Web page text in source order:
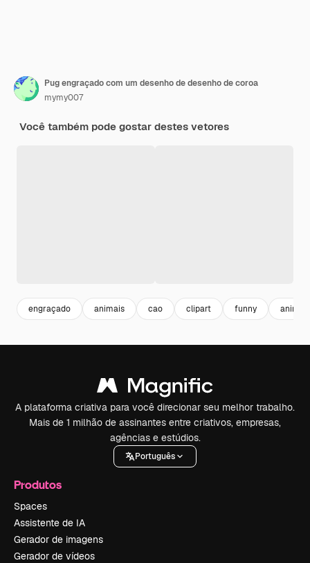
Pug engraçado com um desenho de desenho de coroa
mymy007
Você também pode gostar destes vetores
engraçado animais cao clipart funny animal
A plataforma criativa para você direcionar seu melhor trabalho.
Mais de 1 milhão de assinantes entre criativos, empresas,
agências e estúdios.
Português
Produtos
Spaces
Assistente de IA
Gerador de imagens
Gerador de vídeos